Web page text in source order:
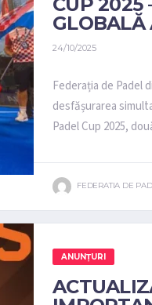
CUP 2025
GLOBALĂ
24/10/2025
Federația de Padel
desfășurarea
Padel Cup 2025,
FEDERATIA DE
ANUNȚURI